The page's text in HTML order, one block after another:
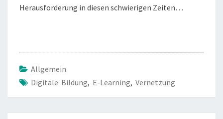
Herausforderung in diesen schwierigen Zeiten…
Allgemein
Digitale Bildung, E-Learning, Vernetzung